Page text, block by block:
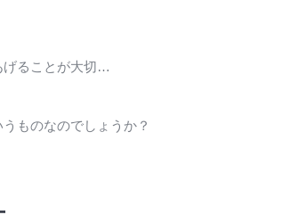
げることが大切…
ものなのでしょうか？